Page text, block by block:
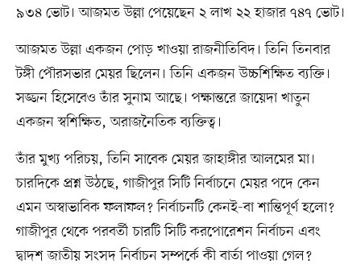
৯৩৪ ভোট। আজমত উল্লা পেয়েছেন ২ লাখ ২২ হাজার ৭৪৭ ভোট।
আজমত উল্লা একজন পোড় খাওয়া রাজনীতিবিদ। তিনি তিনবার
টঙ্গী পৌরসভার মেয়র ছিলেন। তিনি একজন উচ্চশিক্ষিত ব্যক্তি।
সজ্জন হিসেবেও তাঁর সুনাম আছে। পক্ষান্তরে জায়েদা খাতুন
একজন স্বশিক্ষিত, অরাজনৈতিক ব্যক্তিত্ব।
তাঁর মুখ্য পরিচয়, তিনি সাবেক মেয়র জাহাঙ্গীর আলমের মা।
চারদিকে প্রশ্ন উঠছে, গাজীপুর সিটি নির্বাচনে মেয়র পদে কেন
এমন অস্বাভাবিক ফলাফল? নির্বাচনটি কেনই-বা শান্তিপূর্ণ হলো?
গাজীপুর থেকে পরবর্তী চারটি সিটি করপোরেশন নির্বাচন এবং
দ্বাদশ জাতীয় সংসদ নির্বাচন সম্পর্কে কী বার্তা পাওয়া গেল?